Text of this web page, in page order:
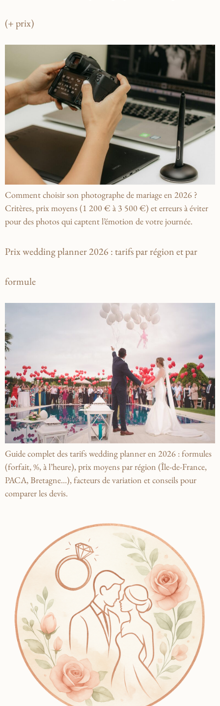
(+ prix)
Comment choisir son photographe de mariage en 2026 ?
Critères, prix moyens (1 200 € à 3 500 €) et erreurs à éviter
pour des photos qui captent l’émotion de votre journée.
Prix wedding planner 2026 : tarifs par région et par
formule
Guide complet des tarifs wedding planner en 2026 : formules
(forfait, %, à l’heure), prix moyens par région (Île-de-France,
PACA, Bretagne…), facteurs de variation et conseils pour
comparer les devis.